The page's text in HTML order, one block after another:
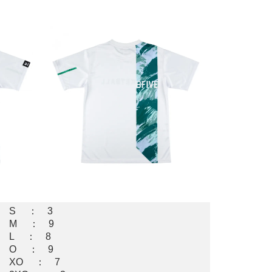
S ： 3
M ： 9
L ： 8
O ： 9
XO ： 7